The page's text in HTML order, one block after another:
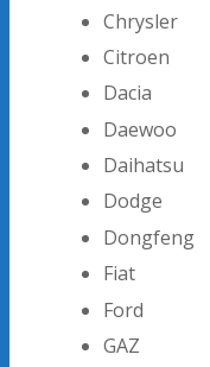
Chrysler
Citroen
Dacia
Daewoo
Daihatsu
Dodge
Dongfeng
Fiat
Ford
GAZ